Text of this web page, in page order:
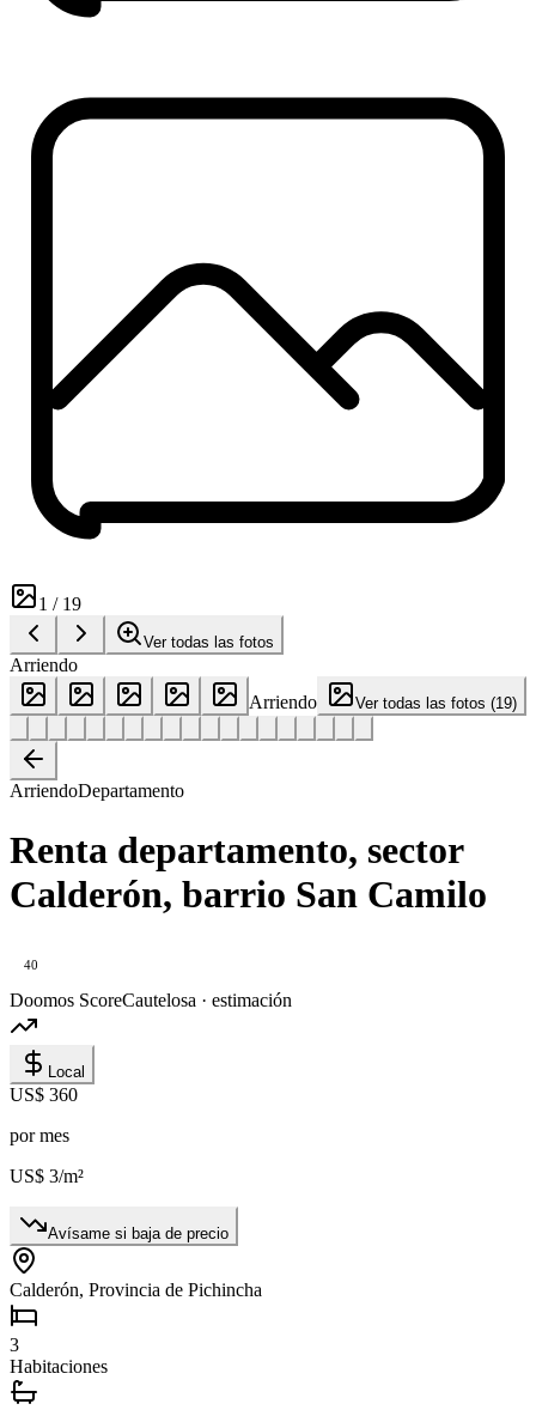
1 / 19
Ver todas las fotos
Arriendo
Arriendo
Ver todas las fotos (19)
ArriendoDepartamento
Renta departamento, sector
Calderón, barrio San Camilo
40
Doomos ScoreCautelosa · estimación
Local
US$ 360
por mes
US$ 3/m²
Avísame si baja de precio
Calderón, Provincia de Pichincha
3
Habitaciones